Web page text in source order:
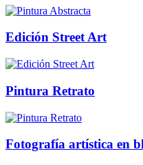
Edición Street Art
Pintura Retrato
Fotografía artística en